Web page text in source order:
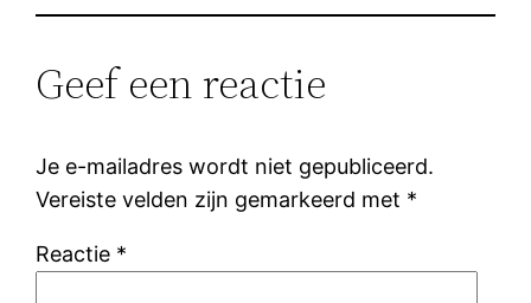
Geef een reactie
Je e-mailadres wordt niet gepubliceerd.
Vereiste velden zijn gemarkeerd met *
Reactie *